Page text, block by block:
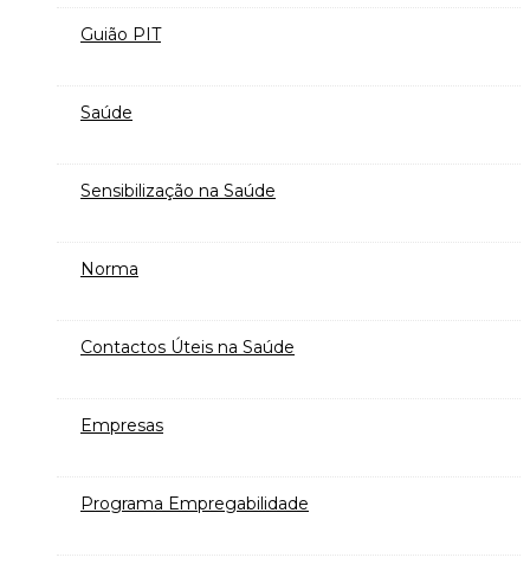
Guião PIT
Saúde
Sensibilização na Saúde
Norma
Contactos Úteis na Saúde
Empresas
Programa Empregabilidade